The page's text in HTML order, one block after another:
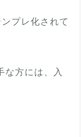
プレ化されて
な方には、入